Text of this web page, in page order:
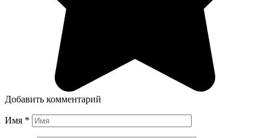
Добавить комментарий
Имя *